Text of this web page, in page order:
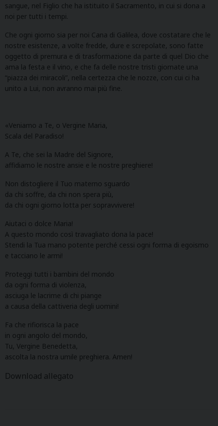
sangue, nel Figlio che ha istituito il Sacramento, in cui si dona a
noi per tutti i tempi.
Che ogni giorno sia per noi Cana di Galilea, dove costatare che le
nostre esistenze, a volte fredde, dure e screpolate, sono fatte
oggetto di premura e di trasformazione da parte di quel Dio che
ama la festa e il vino, e che fa delle nostre tristi giornate una
“piazza dei miracoli”, nella certezza che le nozze, con cui ci ha
unito a Lui, non avranno mai più fine.
«Veniamo a Te, o Vergine Maria,
Scala del Paradiso!
A Te, che sei la Madre del Signore,
affidiamo le nostre ansie e le nostre preghiere!
Non distogliere il Tuo materno sguardo
da chi soffre, da chi non spera più,
da chi ogni giorno lotta per sopravvivere!
Aiutaci o dolce Maria!
A questo mondo così travagliato dona la pace!
Stendi la Tua mano potente perché cessi ogni forma di egoismo
e tacciano le armi!
Proteggi tutti i bambini del mondo
da ogni forma di violenza,
asciuga le lacrime di chi piange
a causa della cattiveria degli uomini!
Fa che rifiorisca la pace
in ogni angolo del mondo,
Tu, Vergine Benedetta,
ascolta la nostra umile preghiera. Amen!
Download allegato